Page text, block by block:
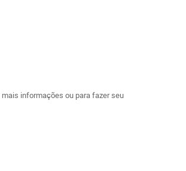
informações ou para fazer seu